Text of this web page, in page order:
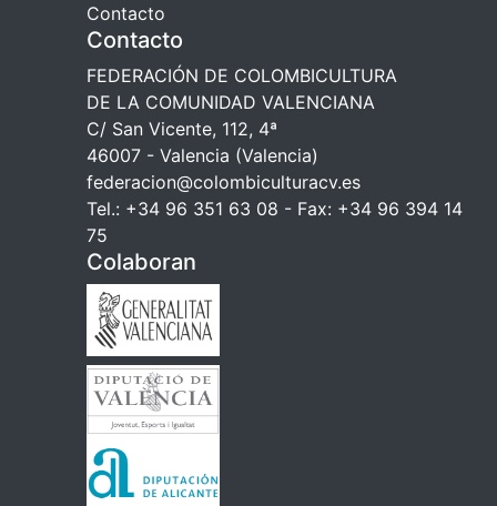
Contacto
Contacto
FEDERACIÓN DE COLOMBICULTURA
DE LA COMUNIDAD VALENCIANA
C/ San Vicente, 112, 4ª
46007 - Valencia (Valencia)
federacion@colombiculturacv.es
Tel.: +34 96 351 63 08 - Fax: +34 96 394 14
75
Colaboran